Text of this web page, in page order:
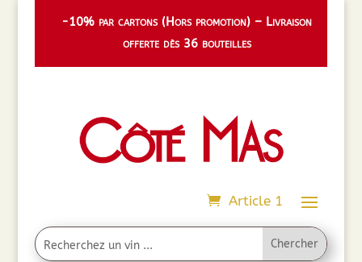
-10% par cartons (Hors promotion) – Livraison
offerte dès 36 bouteilles
Article 1